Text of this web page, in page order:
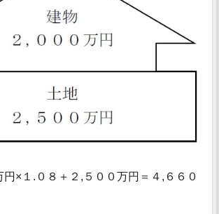
円×１.０８＋２,５００万円＝４,６６０